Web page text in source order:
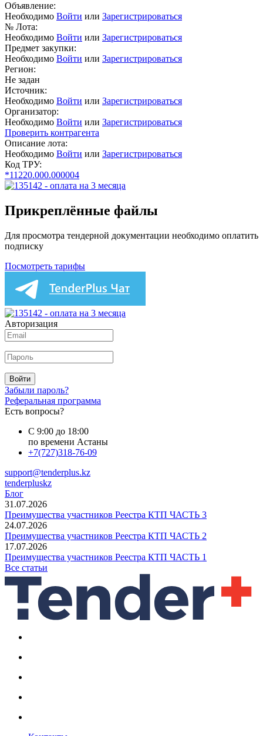
Объявление:
Необходимо Войти или Зарегистрироваться
№ Лота:
Необходимо Войти или Зарегистрироваться
Предмет закупки:
Необходимо Войти или Зарегистрироваться
Регион:
Не задан
Источник:
Необходимо Войти или Зарегистрироваться
Организатор:
Необходимо Войти или Зарегистрироваться
Проверить контрагента
Описание лота:
Необходимо Войти или Зарегистрироваться
Код ТРУ:
*11220.000.000004
Прикреплённые файлы
Для просмотра тендерной документации необходимо оплатить
подписку
Посмотреть тарифы
Авторизация
Войти
Забыли пароль?
Реферальная программа
Есть вопросы?
С 9:00 до 18:00
по времени Астаны
+7(727)318-76-09
support@tenderplus.kz
tenderpluskz
Блог
31.07.2026
Преимущества участников Реестра КТП ЧАСТЬ 3
24.07.2026
Преимущества участников Реестра КТП ЧАСТЬ 2
17.07.2026
Преимущества участников Реестра КТП ЧАСТЬ 1
Все статьи